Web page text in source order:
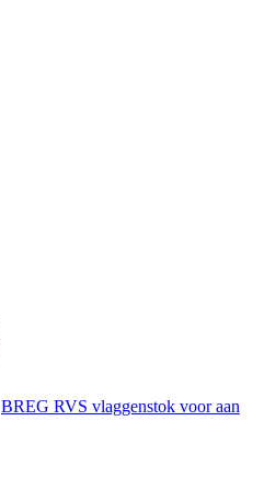
BREG RVS vlaggenstok voor aan